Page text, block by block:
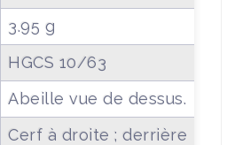
3.95 g
HGCS 10/63
Abeille vue de dessus.
Cerf à droite ; derrière